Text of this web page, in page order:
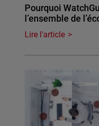
Pourquoi
l’ensemble de
Lire l'article